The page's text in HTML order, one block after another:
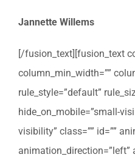
Jannette Willems
[/fusion_text][fusion_text
column_min_width=””
rule_style=”default”
hide_on_mobile=”small-
visibility” class=”” id=””
animation_direction=”left”